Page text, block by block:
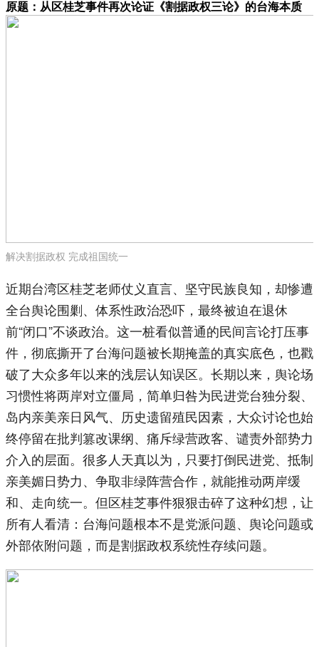
原题：从区桂芝事件再次论证《割据政权三论》的台海本质
解决割据政权 完成祖国统一
近期台湾区桂芝老师仗义直言、坚守民族良知，却惨遭
全台舆论围剿、体系性政治恐吓，最终被迫在退休
前“闭口”不谈政治。这一桩看似普通的民间言论打压事
件，彻底撕开了台海问题被长期掩盖的真实底色，也戳
破了大众多年以来的浅层认知误区。长期以来，舆论场
习惯性将两岸对立僵局，简单归咎为民进党台独分裂、
岛内亲美亲日风气、历史遗留殖民因素，大众讨论也始
终停留在批判篡改课纲、痛斥绿营政客、谴责外部势力
介入的层面。很多人天真以为，只要打倒民进党、抵制
亲美媚日势力、争取非绿阵营合作，就能推动两岸缓
和、走向统一。但区桂芝事件狠狠击碎了这种幻想，让
所有人看清：台海问题根本不是党派问题、舆论问题或
外部依附问题，而是割据政权系统性存续问题。